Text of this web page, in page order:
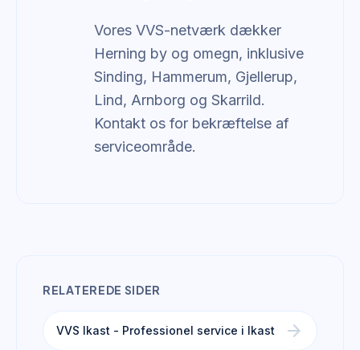
Vores VVS-netværk dækker
Herning by og omegn, inklusive
Sinding, Hammerum, Gjellerup,
Lind, Arnborg og Skarrild.
Kontakt os for bekræftelse af
serviceområde.
RELATEREDE SIDER
VVS Ikast - Professionel service i Ikast arrow_forward